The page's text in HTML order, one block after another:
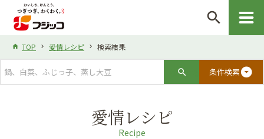
search
TOP 愛情レシピ 検索結果
条件検索arrow_drop_down_circle
愛情レシピ
Recipe